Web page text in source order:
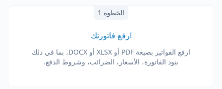
الخطوة 1
ارفع فاتورتك
ارفع الفواتير بصيغة PDF أو XLSX أو DOCX، بما في ذلك
بنود الفاتورة، الأسعار، الضرائب، وشروط الدفع.